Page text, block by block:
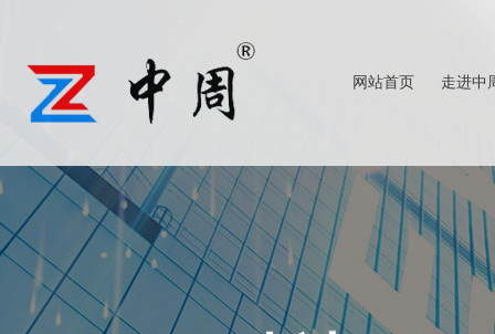
网站首页 走进中
查看更多 查看更多